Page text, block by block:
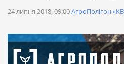
24 липня 2018, 09:00АгроПолігон